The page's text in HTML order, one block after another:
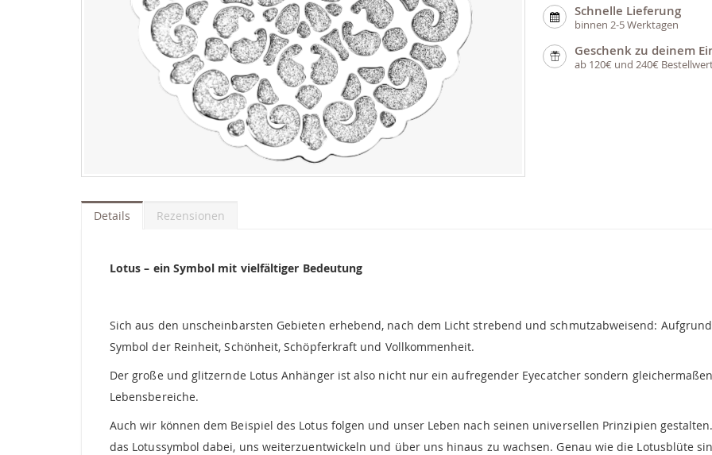
Anfang
der
Schnelle Lieferung
binnen 2-5 Werktagen
Geschenk zu deinem
ab 120€ und 240€
Details
Lotus – ein Symbol mit vielfältiger Bedeutung
Sich aus den unscheinbarsten Gebieten erhebend, nach dem Licht strebend und schmutzabweisend:
Symbol der Reinheit, Schönheit, Schöpferkraft und Vollkommenheit.
Der große und glitzernde Lotus Anhänger ist also nicht nur ein aufregender Eyecatcher sondern
Lebensbereiche.
Auch wir können dem Beispiel des Lotus folgen und unser Leben nach seinen universellen Prinzipien
das Lotussymbol dabei, uns weiterzuentwickeln und über uns hinaus zu wachsen. Genau wie die Lotusblüte
Rezensionen